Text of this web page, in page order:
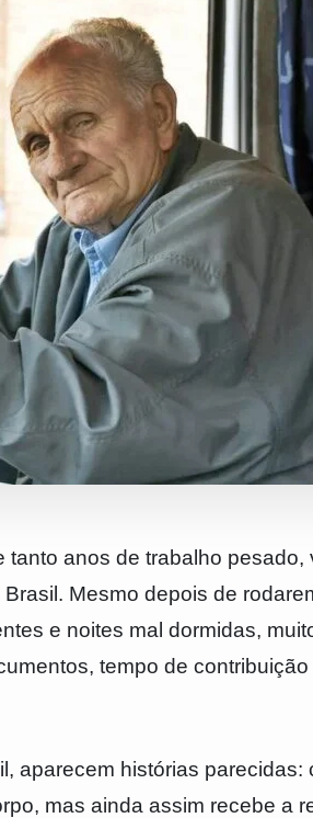
anos de trabalho pesado,
Mesmo depois de
e noites mal dormidas,
tempo de
aparecem histórias parecidas:
mas ainda assim recebe a